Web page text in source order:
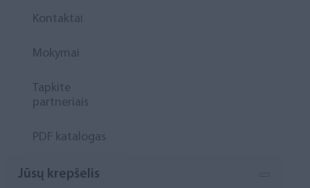
Kontaktai
Mokymai
Tapkite
partneriais
PDF katalogas
Jūsų krepšelis